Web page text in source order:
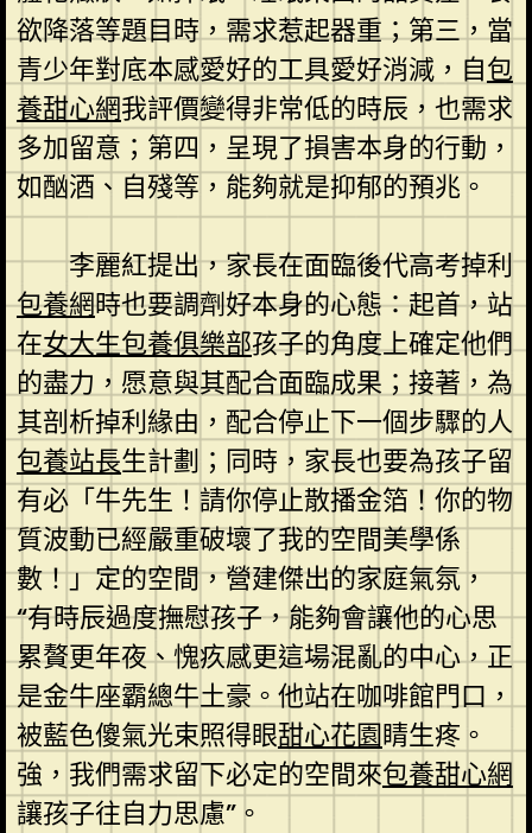
欲降落等題目時，需求惹起器重；第三，當
青少年對底本感愛好的工具愛好消減，自包
養甜心網我評價變得非常低的時辰，也需求
多加留意；第四，呈現了損害本身的行動，
如酗酒、自殘等，能夠就是抑郁的預兆。
李麗紅提出，家長在面臨後代高考掉利
包養網時也要調劑好本身的心態：起首，站
在女大生包養俱樂部孩子的角度上確定他們
的盡力，愿意與其配合面臨成果；接著，為
其剖析掉利緣由，配合停止下一個步驟的人
包養站長生計劃；同時，家長也要為孩子留
有必「牛先生！請你停止散播金箔！你的物
質波動已經嚴重破壞了我的空間美學係
數！」定的空間，營建傑出的家庭氣氛，
“有時辰過度撫慰孩子，能夠會讓他的心思
累贅更年夜、愧疚感更這場混亂的中心，正
是金牛座霸總牛土豪。他站在咖啡館門口，
被藍色傻氣光束照得眼甜心花園睛生疼。
強，我們需求留下必定的空間來包養甜心網
讓孩子往自力思慮”。